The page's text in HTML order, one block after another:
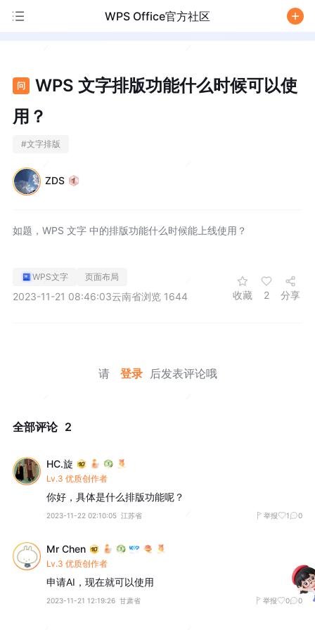
WPS Office官方社区
问
WPS 文字排版功能什么时候可以使
用？
#文字排版
ZDS
如题，WPS 文字 中的排版功能什么时候能上线使用？
WPS文字 页面布局
2023-11-21 08:46:03云南省浏览 1644 收藏 2 分享
请 登录 后发表评论哦
全部评论 2
HC.旋
Lv.3 优质创作者
你好，具体是什么排版功能呢？
2023-11-22 02:10:05 江苏省 举报 1 0
Mr Chen
Lv.3 优质创作者
申请AI，现在就可以使用
2023-11-21 12:19:26 甘肃省 举报 0 0